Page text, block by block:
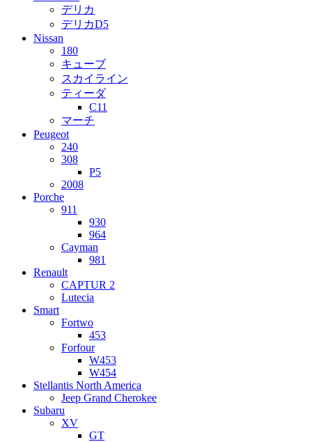
デリカ
デリカD5
Nissan
180
キューブ
スカイライン
ティーダ
C11
マーチ
Peugeot
240
308
P5
2008
Porche
911
930
964
Cayman
981
Renault
CAPTUR 2
Lutecia
Smart
Fortwo
453
Forfour
W453
W454
Stellantis North America
Jeep Grand Cherokee
Subaru
XV
GT